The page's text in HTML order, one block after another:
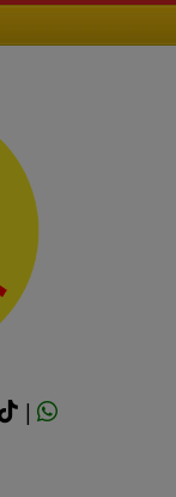
|